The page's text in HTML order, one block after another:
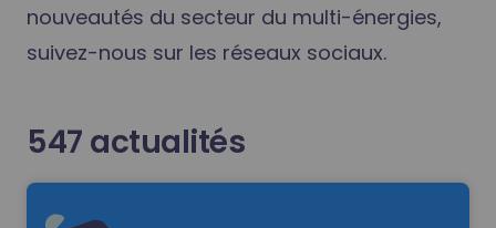
nouveautés du secteur du multi-énergies,
suivez-nous sur les réseaux sociaux.
547 actualités
Read more